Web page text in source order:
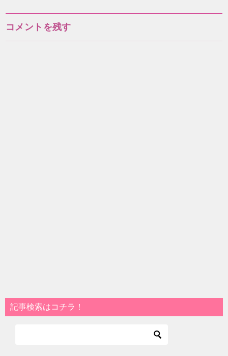
コメントを残す
記事検索はコチラ！